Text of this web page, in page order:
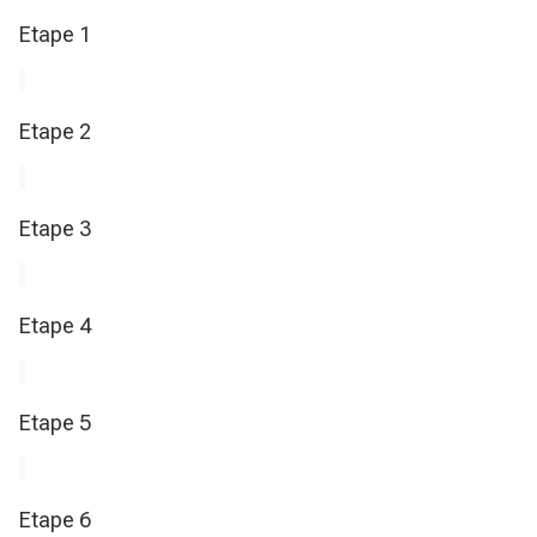
Etape 1
Etape 2
Etape 3
Etape 4
Etape 5
Etape 6